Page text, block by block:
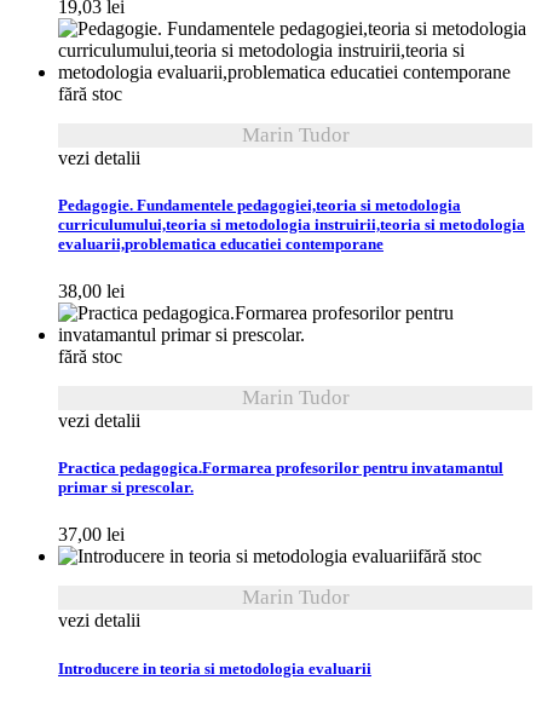
19,03 lei
fără stoc
Marin Tudor
vezi detalii
Pedagogie. Fundamentele pedagogiei,teoria si metodologia
curriculumului,teoria si metodologia instruirii,teoria si metodologia
evaluarii,problematica educatiei contemporane
38,00 lei
fără stoc
Marin Tudor
vezi detalii
Practica pedagogica.Formarea profesorilor pentru invatamantul
primar si prescolar.
37,00 lei
fără stoc
Marin Tudor
vezi detalii
Introducere in teoria si metodologia evaluarii